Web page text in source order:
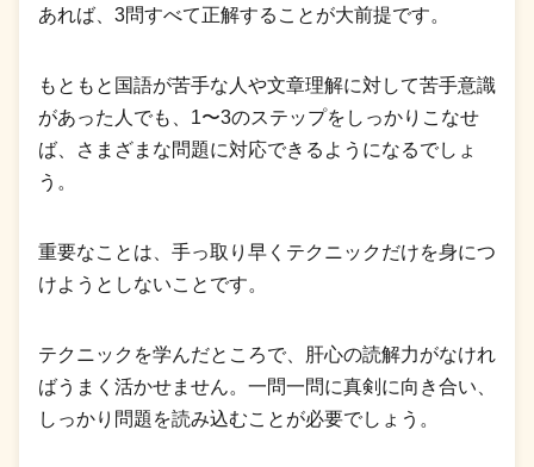
あれば、3問すべて正解することが大前提です。
もともと国語が苦手な人や文章理解に対して苦手意識
があった人でも、1〜3のステップをしっかりこなせ
ば、さまざまな問題に対応できるようになるでしょ
う。
重要なことは、手っ取り早くテクニックだけを身につ
けようとしないことです。
テクニックを学んだところで、肝心の読解力がなけれ
ばうまく活かせません。一問一問に真剣に向き合い、
しっかり問題を読み込むことが必要でしょう。